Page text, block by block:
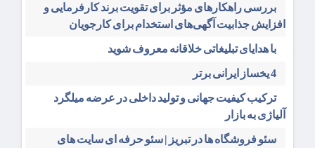
بررسی راهکارهای مؤثر برای تقویت برند کارفرمایی و
افزایش جذابیت آگهی‌های استخدام برای کارجویان
با هدایای تبلیغاتی خلاقانه معروف شوید
4 یخساز ایرانی برتر
ترکیب کیفیت جهانی و تولید داخلی در عرضه میلگرد
آلیاژی به بازار
سئو فروشگاه‌ ها در تبریز | سئو حرفه ای سایت های